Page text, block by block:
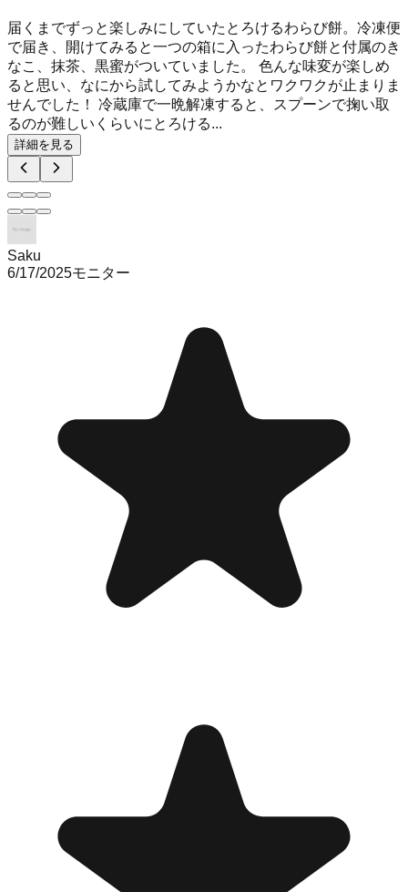
届くまでずっと楽しみにしていたとろけるわらび餅。冷凍便
で届き、開けてみると一つの箱に入ったわらび餅と付属のき
なこ、抹茶、黒蜜がついていました。 色んな味変が楽しめ
ると思い、なにから試してみようかなとワクワクが止まりま
せんでした！ 冷蔵庫で一晩解凍すると、スプーンで掬い取
るのが難しいくらいにとろける...
詳細を見る
Saku
6/17/2025モニター